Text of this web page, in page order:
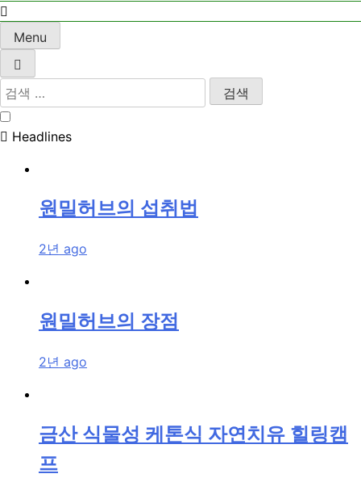
Menu
검
색:
Headlines
원밀허브의 섭취법
2년 ago
원밀허브의 장점
2년 ago
금산 식물성 케톤식 자연치유 힐링캠
프